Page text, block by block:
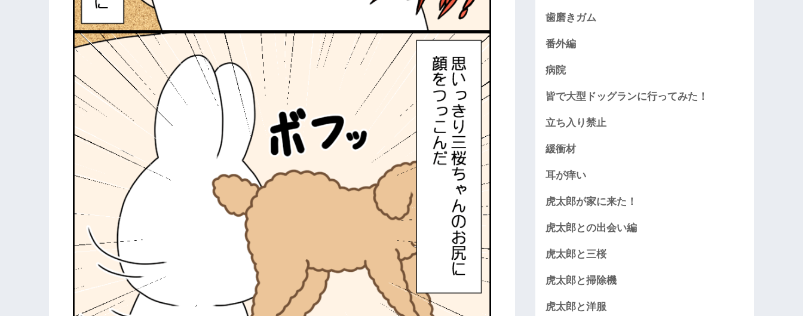
歯磨きガム
番外編
病院
皆で大型ドッグランに行ってみた！
立ち入り禁止
緩衝材
耳が痒い
虎太郎が家に来た！
虎太郎との出会い編
虎太郎と三桜
虎太郎と掃除機
虎太郎と洋服